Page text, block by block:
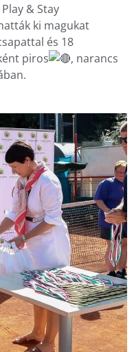
& Stay
ki magukat
és 18
piros
, narancs